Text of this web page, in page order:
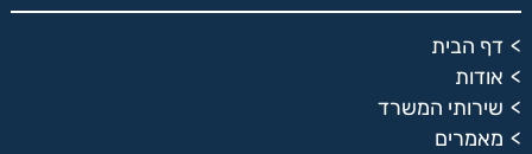
דף הבית
אודות
שירותי המשרד
מאמרים